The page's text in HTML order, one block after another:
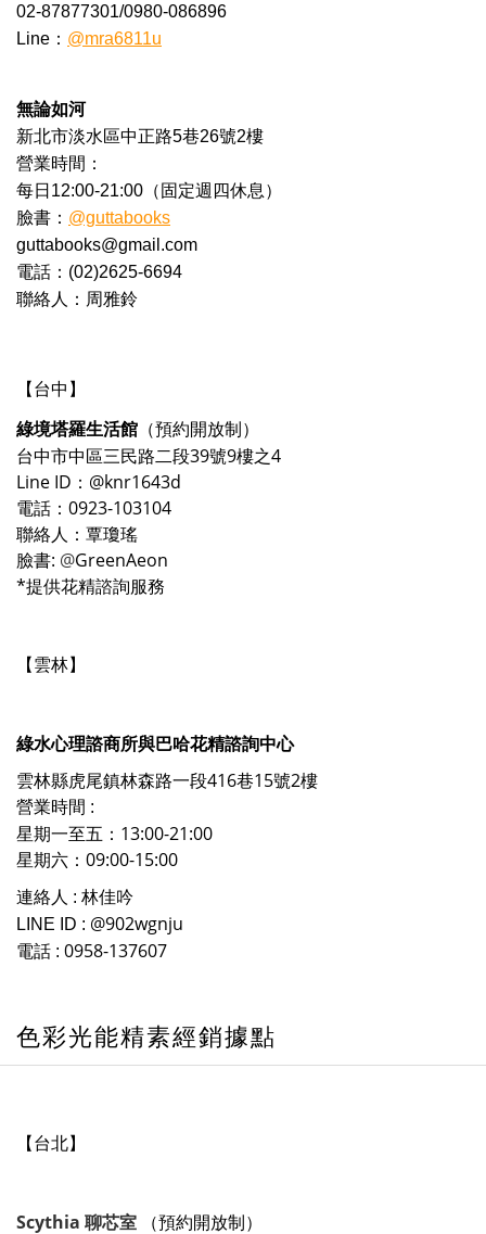
02-87877301/0980-086896
Line： @mra6811u
無論如河
新北市淡水區中正路5巷26號2樓
營業時間：
每日12:00-21:00（固定週四休息）
臉書： @guttabooks
guttabooks@gmail.com
電話：(02)2625-6694
聯絡人：周雅鈴
【台中】
綠境塔羅生活館 （預約開放制）
台中市中區三民路二段39號9樓之4
Line ID： @knr1643d
電話： 0923-103104
聯絡人： 覃瓊瑤
臉書: @GreenAeon
*提供花精諮詢服務
【雲林】
綠水心理諮商所與巴哈花精諮詢中心
雲林縣虎尾鎮林森路一段416巷15號2樓
營業時間 :
星期一至五：13:00-21:00
星期六：09:00-15:00
連絡人 : 林佳吟
LINE ID : @902wgnju
電話 : 0958-137607
色彩光能精素經銷據點
【台北】
Scythia 聊芯室 （預約開放制）